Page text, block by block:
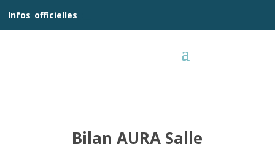
Infos officielles
Bilan AURA Salle